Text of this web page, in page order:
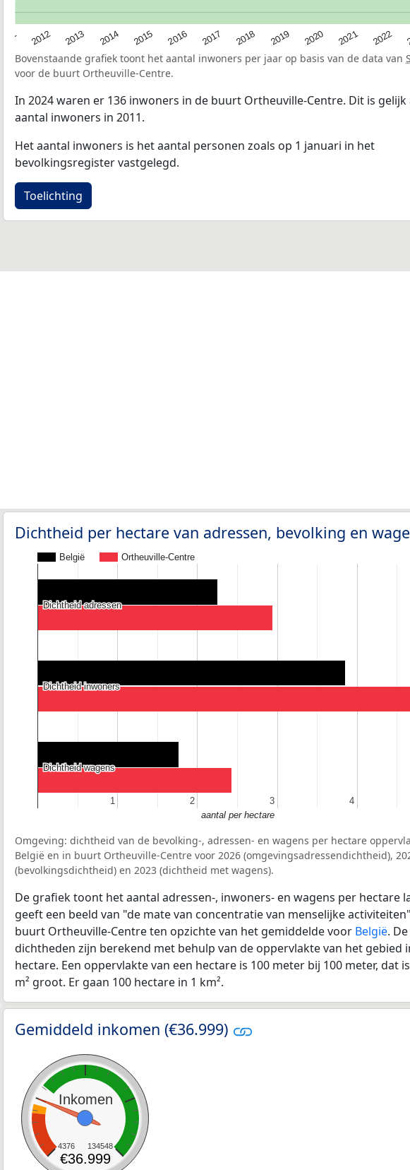
2012 2013 2014 2015 2016 2017 2018 2019 2020 2021 2022
Bovenstaande grafiek toont het aantal inwoners per jaar op basis van de data van
voor de buurt Ortheuville-Centre.
In 2024 waren er 136 inwoners in de buurt Ortheuville-Centre. Dit is gelijk
aantal inwoners in 2011.
Het aantal inwoners is het aantal personen zoals op 1 januari in het
bevolkingsregister vastgelegd.
Toelichting
Dichtheid per hectare van adressen, bevolking en
België Ortheuville-Centre
1
1 2
2 3
3 4
4
Dichtheid adressen
Dichtheid adressen
Dichtheid inwoners
Dichtheid inwoners
Dichtheid wagens
Dichtheid wagens
aantal per hectare
Omgeving: dichtheid van de bevolking-, adressen- en wagens per hectare
België en in buurt Ortheuville-Centre voor 2026 (omgevingsadressendichtheid),
(bevolkingsdichtheid) en 2023 (dichtheid met wagens).
De grafiek toont het aantal adressen-, inwoners- en wagens per hectare
geeft een beeld van "de mate van concentratie van menselijke
buurt Ortheuville-Centre ten opzichte van het gemiddelde voor België. De
dichtheden zijn berekend met behulp van de oppervlakte van het gebied
hectare. Een oppervlakte van een hectare is 100 meter bij 100 meter, dat
m² groot. Er gaan 100 hectare in 1 km².
Gemiddeld inkomen (€36.999)
Inkomen
4376 134548
€36.999